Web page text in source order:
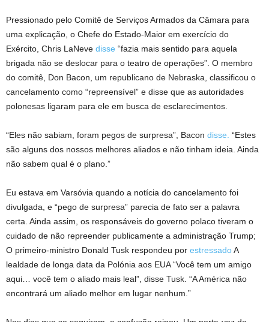
Pressionado pelo Comitê de Serviços Armados da Câmara para
uma explicação, o Chefe do Estado-Maior em exercício do
Exército, Chris LaNeve disse “fazia mais sentido para aquela
brigada não se deslocar para o teatro de operações”. O membro
do comitê, Don Bacon, um republicano de Nebraska, classificou o
cancelamento como “repreensível” e disse que as autoridades
polonesas ligaram para ele em busca de esclarecimentos.
“Eles não sabiam, foram pegos de surpresa”, Bacon disse. “Estes
são alguns dos nossos melhores aliados e não tinham ideia. Ainda
não sabem qual é o plano.”
Eu estava em Varsóvia quando a notícia do cancelamento foi
divulgada, e “pego de surpresa” parecia de fato ser a palavra
certa. Ainda assim, os responsáveis ​​do governo polaco tiveram o
cuidado de não repreender publicamente a administração Trump;
O primeiro-ministro Donald Tusk respondeu por estressadoA
lealdade de longa data da Polónia aos EUA “Você tem um amigo
aqui… você tem o aliado mais leal”, disse Tusk. “A América não
encontrará um aliado melhor em lugar nenhum.”